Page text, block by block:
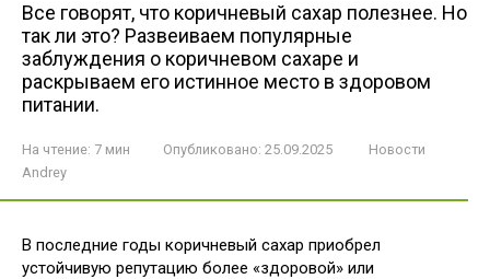
Все говорят, что коричневый сахар полезнее. Но
так ли это? Развеиваем популярные
заблуждения о коричневом сахаре и
раскрываем его истинное место в здоровом
питании.
На чтение: 7 мин Опубликовано: 25.09.2025
Новости
Andrey
В последние годы коричневый сахар приобрел
устойчивую репутацию более «здоровой» или